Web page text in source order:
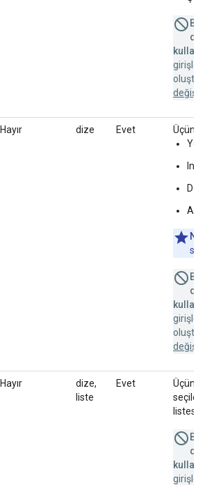
girişler,
Hayır dize Evet
Yok
girişler,
Hayır
dize,
liste
Evet
seçilen
girişler,